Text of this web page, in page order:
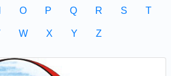
O P Q R S T
W X Y Z